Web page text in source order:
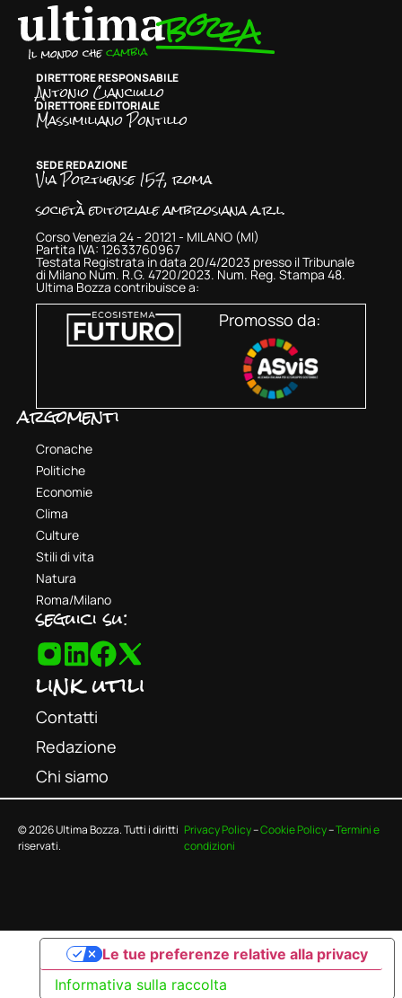
DIRETTORE RESPONSABILE
Antonio Cianciullo
DIRETTORE EDITORIALE
Massimiliano Pontillo
SEDE REDAZIONE
Via Portuense 157, roma
società editoriale ambrosiana a.r.l.
Corso Venezia 24 - 20121 - MILANO (MI)
Partita IVA: 12633760967
Testata Registrata in data 20/4/2023 presso il Tribunale
di Milano Num. R.G. 4720/2023. Num. Reg. Stampa 48.
Ultima Bozza contribuisce a:
Promosso da:
argomenti
Cronache
Politiche
Economie
Clima
Culture
Stili di vita
Natura
Roma/Milano
seguici su:
link utili
Contatti
Redazione
Chi siamo
© 2026 Ultima Bozza. Tutti i diritti
riservati.
Privacy Policy–Cookie Policy–Termini e
condizioni
Informativa sulla raccolta
Le tue preferenze relative alla privacy